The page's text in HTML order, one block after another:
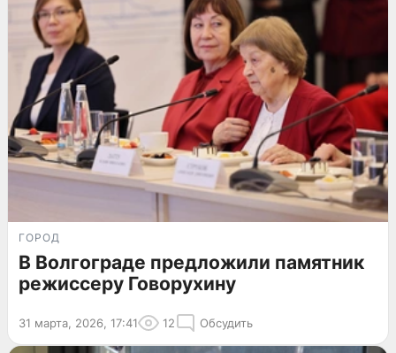
ГОРОД
В Волгограде предложили памятник
режиссеру Говорухину
31 марта, 2026, 17:41 12 Обсудить